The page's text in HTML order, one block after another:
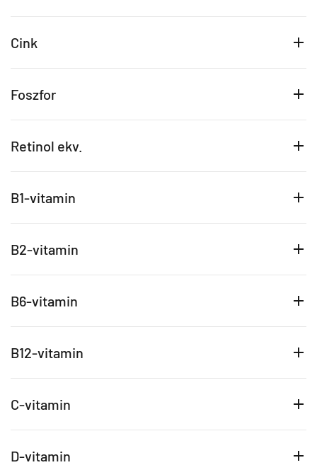
Cink
Foszfor
Retinol ekv.
B1-vitamin
B2-vitamin
B6-vitamin
B12-vitamin
C-vitamin
D-vitamin